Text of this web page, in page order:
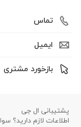
تماس
ایمیل
بازخورد مشتری
پشتیبانی ال جی
اطلاعات لازم دارید؟